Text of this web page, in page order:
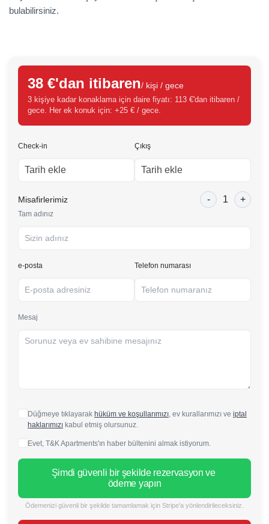
bulabilirsiniz.
38 €'dan itibaren/ kişi / gece
3 kişiye kadar konaklama için daire fiyatı: 113 €'dan itibaren /
gece. Her ek konuk için: +25 € / gece.
Check-in Çıkış
Misafirlerimiz - 1 +
Tam adınız
e-posta Telefon numarası
Mesaj
Düğmeye tıklayarak hüküm ve koşullarımızı, ev kurallarımızı ve iptal
haklarımızı kabul etmiş olursunuz.
Evet, T&K Apartments'ın haber bültenini almak istiyorum.
Şimdi güvenli bir şekilde rezervasyon ve
ödeme yapın
Ödemenizi güvenli bir şekilde tamamlamak için Stripe'a yönlendirileceksiniz.